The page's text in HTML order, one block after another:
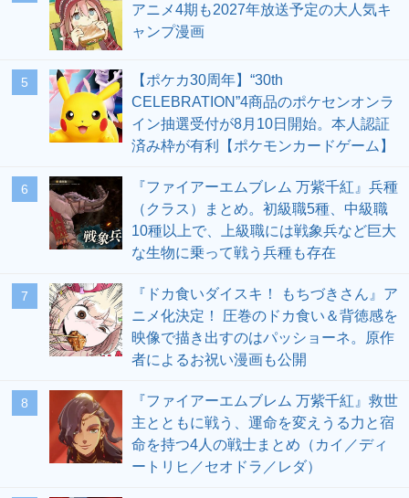
アニメ4期も2027年放送予定の大人気キ
ャンプ漫画
5
【ポケカ30周年】“30th
CELEBRATION”4商品のポケセンオンラ
イン抽選受付が8月10日開始。本人認証
済み枠が有利【ポケモンカードゲーム】
6
『ファイアーエムブレム 万紫千紅』兵種
（クラス）まとめ。初級職5種、中級職
10種以上で、上級職には戦象兵など巨大
な生物に乗って戦う兵種も存在
7
『ドカ食いダイスキ！ もちづきさん』ア
ニメ化決定！ 圧巻のドカ食い＆背徳感を
映像で描き出すのはパッショーネ。原作
者によるお祝い漫画も公開
8
『ファイアーエムブレム 万紫千紅』救世
主とともに戦う、運命を変えうる力と宿
命を持つ4人の戦士まとめ（カイ／ディ
ートリヒ／セオドラ／レダ）